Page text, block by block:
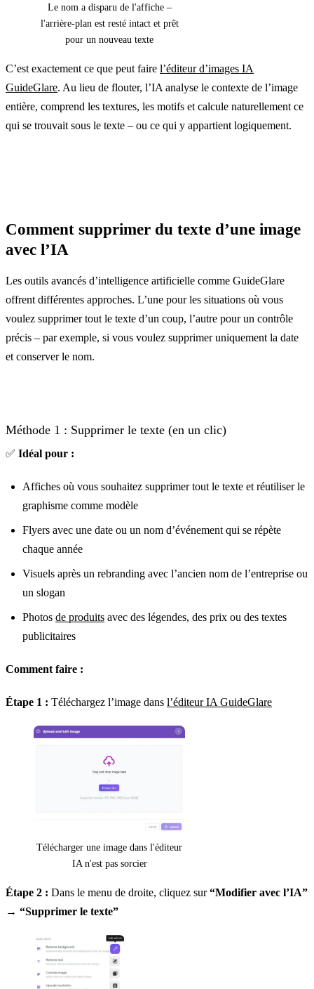
Le nom a disparu de l'affiche –
l'arrière-plan est resté intact et prêt
pour un nouveau texte
C’est exactement ce que peut faire l’éditeur d’images IA
GuideGlare. Au lieu de flouter, l’IA analyse le contexte de l’image
entière, comprend les textures, les motifs et calcule naturellement ce
qui se trouvait sous le texte – ou ce qui y appartient logiquement.
Comment supprimer du texte d’une image
avec l’IA
Les outils avancés d’intelligence artificielle comme GuideGlare
offrent différentes approches. L’une pour les situations où vous
voulez supprimer tout le texte d’un coup, l’autre pour un contrôle
précis – par exemple, si vous voulez supprimer uniquement la date
et conserver le nom.
Méthode 1 : Supprimer le texte (en un clic)
✅ Idéal pour :
Affiches où vous souhaitez supprimer tout le texte et réutiliser le
graphisme comme modèle
Flyers avec une date ou un nom d’événement qui se répète
chaque année
Visuels après un rebranding avec l’ancien nom de l’entreprise ou
un slogan
Photos de produits avec des légendes, des prix ou des textes
publicitaires
Comment faire :
Étape 1 : Téléchargez l’image dans l’éditeur IA GuideGlare
Télécharger une image dans l'éditeur
IA n'est pas sorcier
Étape 2 : Dans le menu de droite, cliquez sur“Modifier avec l’IA”
→ “Supprimer le texte”